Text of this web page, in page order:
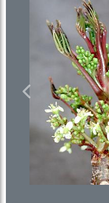
Previous